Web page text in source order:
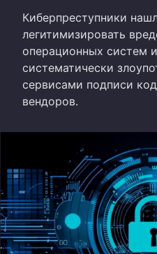
Киберпреступники
легитимизировать
операционных систем
систематически
сервисами подписи
вендоров.